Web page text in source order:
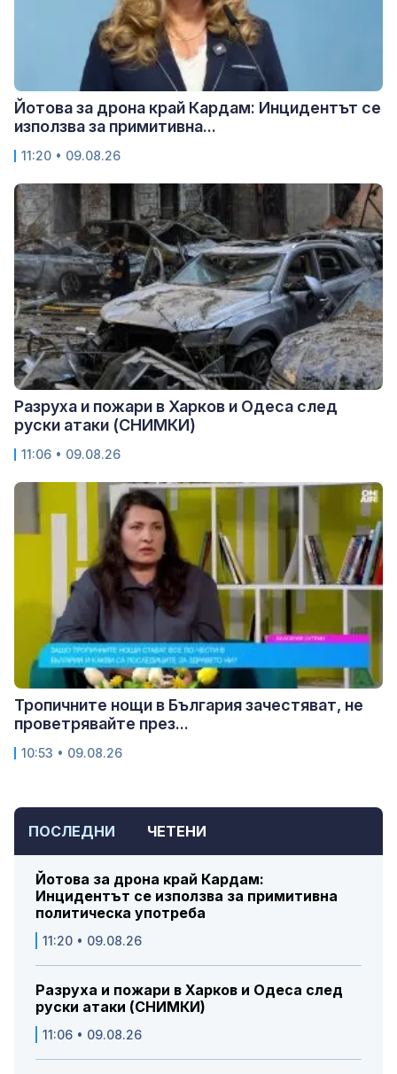
ПОСЛЕДНИ ЧЕТЕНИ
Йотова за дрона край Кардам:
Инцидентът се използва за примитивна
политическа употреба
11:20 • 09.08.26
Разруха и пожари в Харков и Одеса след
руски атаки (СНИМКИ)
11:06 • 09.08.26
Йотова за дрона край Кардам: Инцидентът се
използва за примитивна...
11:20 • 09.08.26
Разруха и пожари в Харков и Одеса след
руски атаки (СНИМКИ)
11:06 • 09.08.26
Тропичните нощи в България зачестяват, не
проветрявайте през...
10:53 • 09.08.26